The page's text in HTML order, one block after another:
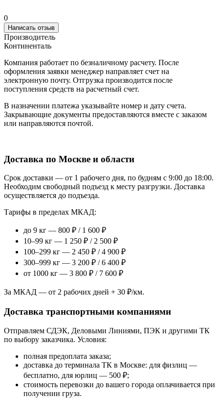
0
Написать отзыв
Производитель
Континенталь
Компания работает по безналичному расчету. После
оформления заявки менеджер направляет счет на
электронную почту. Отгрузка производится после
поступления средств на расчетный счет.
В назначении платежа указывайте номер и дату счета.
Закрывающие документы предоставляются вместе с заказом
или направляются почтой.
Доставка по Москве и области
Срок доставки — от 1 рабочего дня, по будням с 9:00 до 18:00.
Необходим свободный подъезд к месту разгрузки. Доставка
осуществляется до подъезда.
Тарифы в пределах МКАД:
до 9 кг — 800 ₽ / 1 600 ₽
10–99 кг — 1 250 ₽ / 2 500 ₽
100–299 кг — 2 450 ₽ / 4 900 ₽
300–999 кг — 3 200 ₽ / 6 400 ₽
от 1000 кг — 3 800 ₽ / 7 600 ₽
За МКАД — от 2 рабочих дней + 30 ₽/км.
Доставка транспортными компаниями
Отправляем СДЭК, Деловыми Линиями, ПЭК и другими ТК
по выбору заказчика. Условия:
полная предоплата заказа;
доставка до терминала ТК в Москве: для физлиц —
бесплатно, для юрлиц — 500 ₽;
стоимость перевозки до вашего города оплачивается при
получении груза.